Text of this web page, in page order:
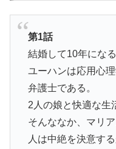
第1話
結婚して10年にな
ユーハンは応用心
弁護士である。
2人の娘と快適な生
そんななか、マリ
人は中絶を決意す